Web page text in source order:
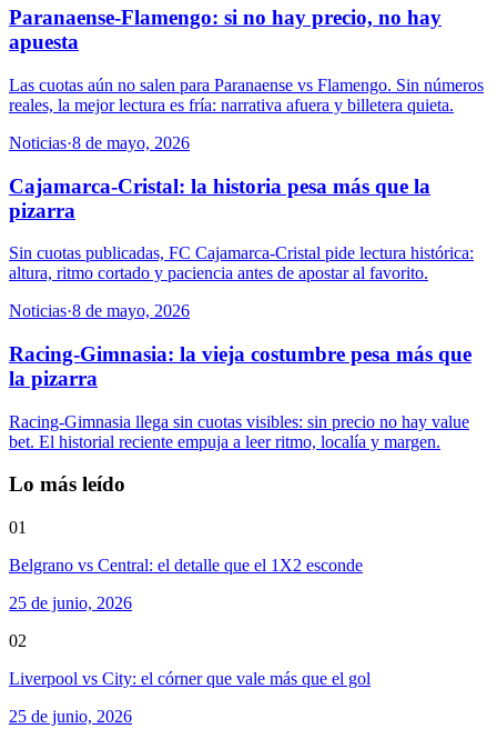
Paranaense-Flamengo: si no hay precio, no hay
apuesta
Las cuotas aún no salen para Paranaense vs Flamengo. Sin números
reales, la mejor lectura es fría: narrativa afuera y billetera quieta.
Noticias·8 de mayo, 2026
Cajamarca-Cristal: la historia pesa más que la
pizarra
Sin cuotas publicadas, FC Cajamarca-Cristal pide lectura histórica:
altura, ritmo cortado y paciencia antes de apostar al favorito.
Noticias·8 de mayo, 2026
Racing-Gimnasia: la vieja costumbre pesa más que
la pizarra
Racing-Gimnasia llega sin cuotas visibles: sin precio no hay value
bet. El historial reciente empuja a leer ritmo, localía y margen.
Lo más leído
01
Belgrano vs Central: el detalle que el 1X2 esconde
25 de junio, 2026
02
Liverpool vs City: el córner que vale más que el gol
25 de junio, 2026